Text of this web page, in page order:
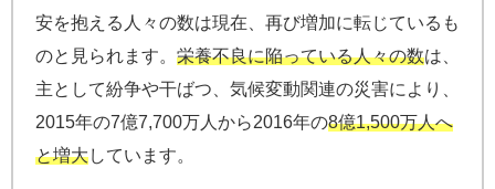
安を抱える人々の数は現在、再び増加に転じているも
のと見られます。 栄養不良に陥っている人々の数は、
主として紛争や干ばつ、気候変動関連の災害により、
2015年の7億7,700万人から2016年の8億1,500万人へ
と増大しています。